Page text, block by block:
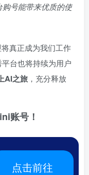
号能带来优质的使
真正成为我们工作
台也将持续为用户
AI之旅 ，充分释放
账号！
点击前往